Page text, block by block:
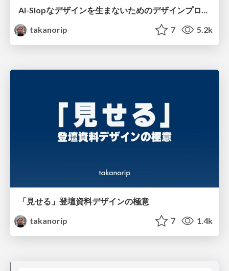
AI-Slopなデザインを生まないためのデザインプロセス戦略
takanorip
7 5.2k
「見せる」登壇資料デザインの極意
takanorip
7 1.4k